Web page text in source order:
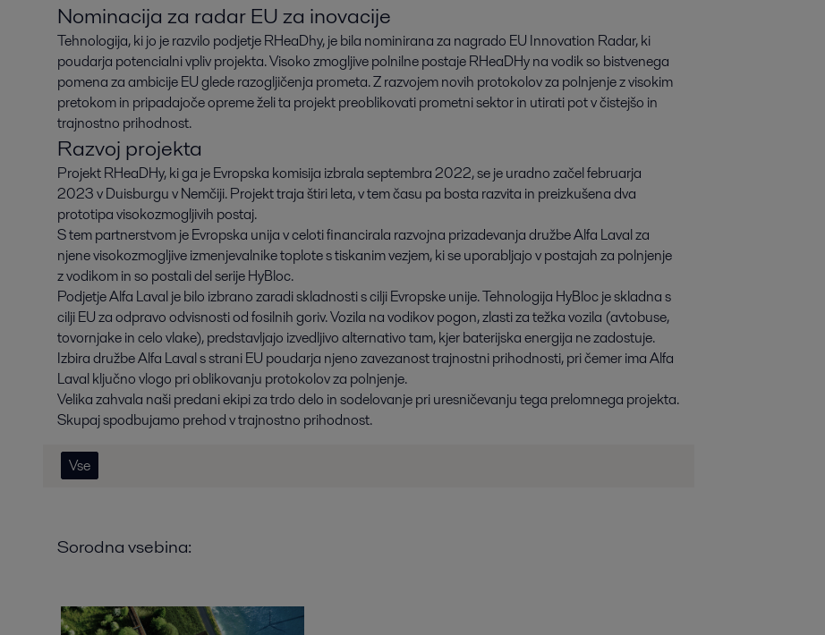
Nominacija za radar EU za inovacije
Tehnologija, ki jo je razvilo podjetje RHeaDhy, je bila nominirana za nagrado EU Innovation Radar, ki
poudarja potencialni vpliv projekta. Visoko zmogljive polnilne postaje RHeaDHy na vodik so bistvenega
pomena za ambicije EU glede razogljičenja prometa. Z razvojem novih protokolov za polnjenje z visokim
pretokom in pripadajoče opreme želi ta projekt preoblikovati prometni sektor in utirati pot v čistejšo in
trajnostno prihodnost.
Razvoj projekta
Projekt RHeaDHy, ki ga je Evropska komisija izbrala septembra 2022, se je uradno začel februarja
2023 v Duisburgu v Nemčiji. Projekt traja štiri leta, v tem času pa bosta razvita in preizkušena dva
prototipa visokozmogljivih postaj.
S tem partnerstvom je Evropska unija v celoti financirala razvojna prizadevanja družbe Alfa Laval za
njene visokozmogljive izmenjevalnike toplote s tiskanim vezjem, ki se uporabljajo v postajah za polnjenje
z vodikom in so postali del serije HyBloc.
Podjetje Alfa Laval je bilo izbrano zaradi skladnosti s cilji Evropske unije. Tehnologija HyBloc je skladna s
cilji EU za odpravo odvisnosti od fosilnih goriv. Vozila na vodikov pogon, zlasti za težka vozila (avtobuse,
tovornjake in celo vlake), predstavljajo izvedljivo alternativo tam, kjer baterijska energija ne zadostuje.
Izbira družbe Alfa Laval s strani EU poudarja njeno zavezanost trajnostni prihodnosti, pri čemer ima Alfa
Laval ključno vlogo pri oblikovanju protokolov za polnjenje.
Velika zahvala naši predani ekipi za trdo delo in sodelovanje pri uresničevanju tega prelomnega projekta.
Skupaj spodbujamo prehod v trajnostno prihodnost.
Vse
Sorodna vsebina: